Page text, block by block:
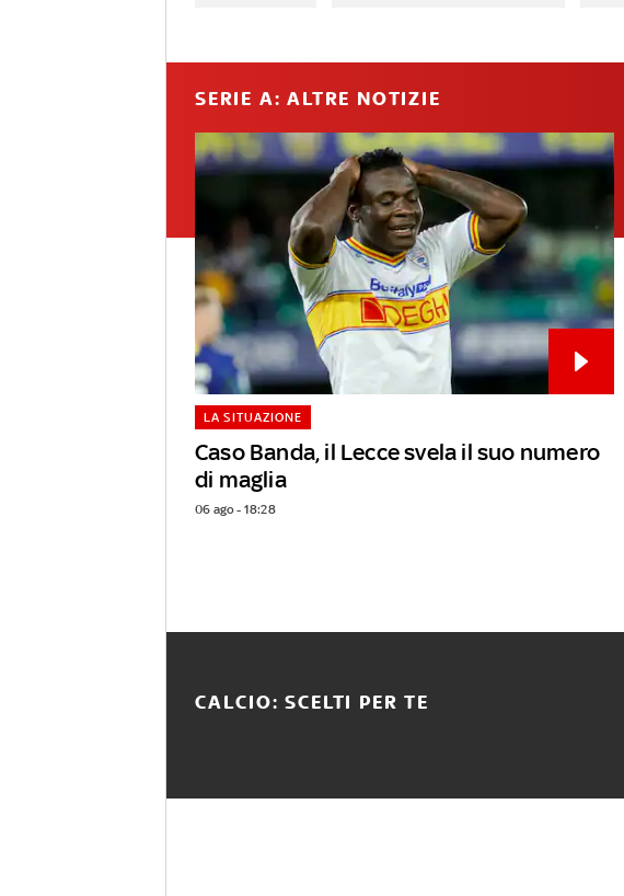
SERIE A: ALTRE NOTIZIE
Caso Banda, il Lecce svela il suo numero
di maglia
LA SITUAZIONE
06 ago - 18:28
CALCIO: SCELTI PER TE